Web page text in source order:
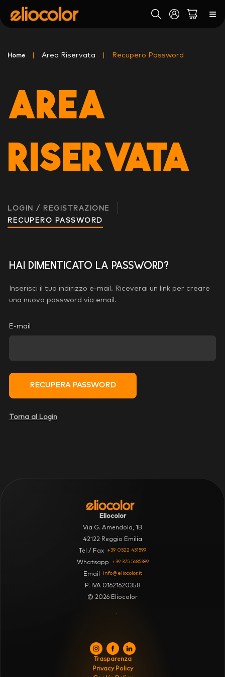
Ricerca
Home Area Riservata Recupero Password
AREA
RISERVATA
LOGIN / REGISTRAZIONE
RECUPERO PASSWORD
Hai dimenticato la password?
Inserisci il tuo indirizzo e-mail. Riceverai un link per creare
una nuova password via email.
E-mail
RECUPERA PASSWORD
Torna al Login
Eliocolor
Via G. Amendola, 1B
42122 Reggio Emilia
Tel / Fax
+39 0522 451599
Whatsapp +39 375 5685389
Email info@eliocolor.it
P. IVA 01621620358
© 2026 Eliocolor
.
Trasparenza
Privacy Policy